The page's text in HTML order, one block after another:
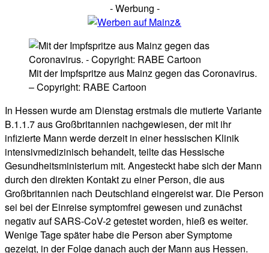
- Werbung -
Mit der Impfspritze aus Mainz gegen das Coronavirus.
– Copyright: RABE Cartoon
In Hessen wurde am Dienstag erstmals die mutierte Variante
B.1.1.7 aus Großbritannien nachgewiesen, der mit ihr
infizierte Mann werde derzeit in einer hessischen Klinik
intensivmedizinisch behandelt, teilte das Hessische
Gesundheitsministerium mit. Angesteckt habe sich der Mann
durch den direkten Kontakt zu einer Person, die aus
Großbritannien nach Deutschland eingereist war. Die Person
sei bei der Einreise symptomfrei gewesen und zunächst
negativ auf SARS-CoV-2 getestet worden, hieß es weiter.
Wenige Tage später habe die Person aber Symptome
gezeigt, in der Folge danach auch der Mann aus Hessen.